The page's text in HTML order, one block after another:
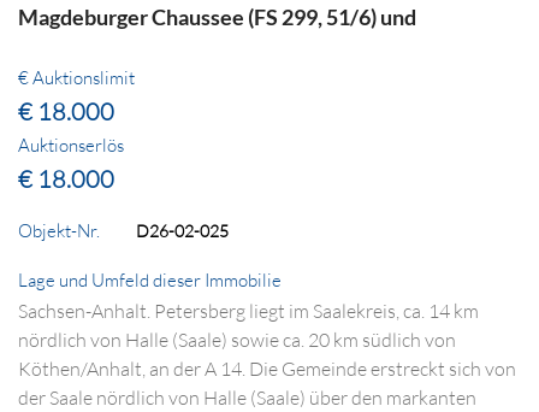
Magdeburger Chaussee (FS 299, 51/6) und
€ Auktionslimit
€ 18.000
Auktionserlös
€ 18.000
Objekt-Nr. D26-02-025
Lage und Umfeld dieser Immobilie
Sachsen-Anhalt. Petersberg liegt im Saalekreis, ca. 14 km
nördlich von Halle (Saale) sowie ca. 20 km südlich von
Köthen/Anhalt, an der A 14. Die Gemeinde erstreckt sich von
der Saale nördlich von Halle (Saale) über den markanten